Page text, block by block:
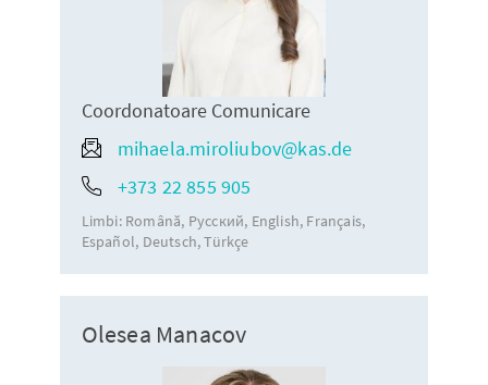
Coordonatoare Comunicare
mihaela.miroliubov@kas.de
+373 22 855 905
Limbi: Română Русский English Français
Español Deutsch Türkçe
Olesea Manacov